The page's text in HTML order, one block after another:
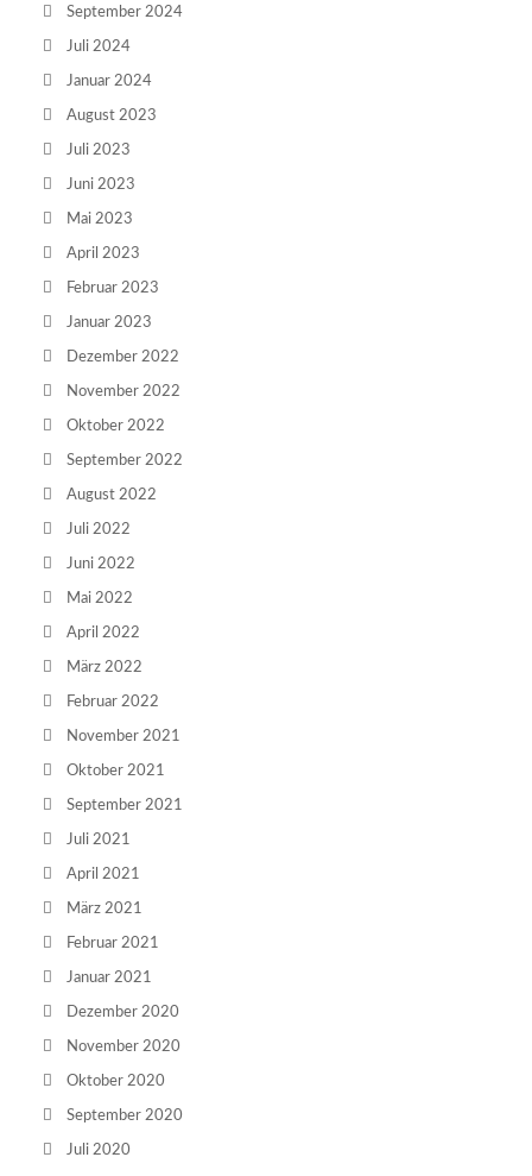
September 2024
Juli 2024
Januar 2024
August 2023
Juli 2023
Juni 2023
Mai 2023
April 2023
Februar 2023
Januar 2023
Dezember 2022
November 2022
Oktober 2022
September 2022
August 2022
Juli 2022
Juni 2022
Mai 2022
April 2022
März 2022
Februar 2022
November 2021
Oktober 2021
September 2021
Juli 2021
April 2021
März 2021
Februar 2021
Januar 2021
Dezember 2020
November 2020
Oktober 2020
September 2020
Juli 2020